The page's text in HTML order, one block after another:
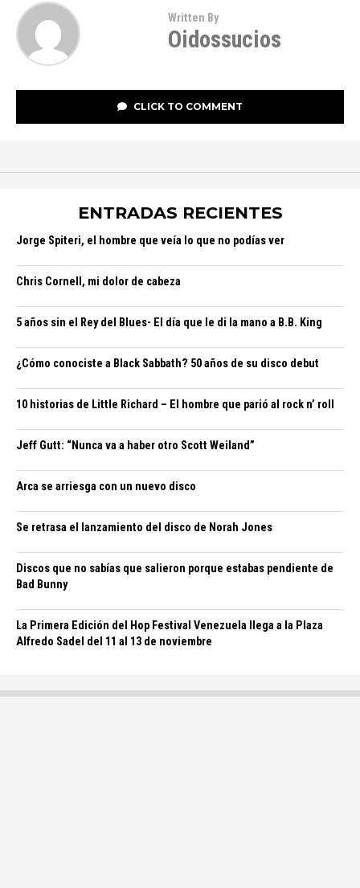
Written By
Oidossucios
CLICK TO COMMENT
ENTRADAS RECIENTES
Jorge Spiteri, el hombre que veía lo que no podías ver
Chris Cornell, mi dolor de cabeza
5 años sin el Rey del Blues- El día que le di la mano a B.B. King
¿Cómo conociste a Black Sabbath? 50 años de su disco debut
10 historias de Little Richard – El hombre que parió al rock n’ roll
Jeff Gutt: “Nunca va a haber otro Scott Weiland”
Arca se arriesga con un nuevo disco
Se retrasa el lanzamiento del disco de Norah Jones
Discos que no sabías que salieron porque estabas pendiente de
Bad Bunny
La Primera Edición del Hop Festival Venezuela llega a la Plaza
Alfredo Sadel del 11 al 13 de noviembre